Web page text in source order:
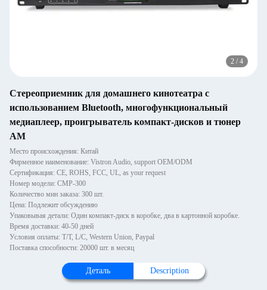
2 / 4
Стереоприемник для домашнего кинотеатра с
использованием Bluetooth, многофункциональный
медиаплеер, проигрыватель компакт-дисков и тюнер
AM
Место происхождения: Китай
Фирменное наименование: Vistron Audio, support OEM/ODM
Сертификация: CE, ROHS, FCC, UL, as your request
Номер модели: CMP-300
Количество мин заказа: 300 шт.
Цена: Подлежит обсуждению
Упаковывая детали: Один компакт-диск в коробке, два в картонной коробке.
Время доставки: 40-50 дней
Условия оплаты: T/T, L/C, Western Union, Paypal
Поставка способности: 20000 шт. в месяц
Деталь Description